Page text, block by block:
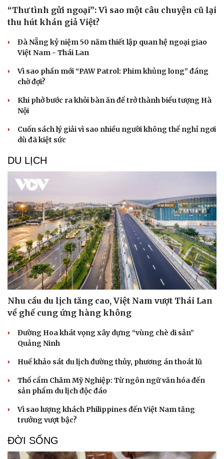
Tư vấn
check-in
Câu chuyện thời sự
Cửa sổ tình yêu
Hạt giống tâm hồn
“Thư tình gửi ngoại”: Vì sao một câu chuyện cũ lại
thu hút khán giả Việt?
Đà Nẵng kỷ niệm 50 năm thiết lập quan hệ ngoại giao
Việt Nam - Thái Lan
Vì sao phần mới “PAW Patrol: Phim khủng long” đáng
chờ đợi?
Khi phở bước ra khỏi bàn ăn để trở thành biểu tượng Hà
Nội
Cuốn sách lý giải vì sao nhiều người không thể nghỉ ngơi
dù đã kiệt sức
DU LỊCH
Nhu cầu du lịch tăng cao, Việt Nam vượt Thái Lan
về ghế cung ứng hàng không
Đường Hoa khát vọng xây dựng “vùng chè di sản”
Quảng Ninh
Huế khảo sát du lịch đường thủy, phương án thoát lũ
Thổ cẩm Chăm Mỹ Nghiệp: Từ ngôn ngữ văn hóa đến
sản phẩm du lịch độc đáo
Vì sao lượng khách Philippines đến Việt Nam tăng
trưởng vượt bậc?
ĐỜI SỐNG